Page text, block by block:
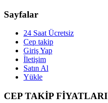
Sayfalar
24 Saat Ücretsiz
Cep takip
Giriş Yap
İletişim
Satın Al
Yükle
CEP TAKİP FİYATLARI